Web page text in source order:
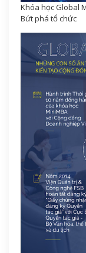
Khóa học Global
Bứt phá tổ chức